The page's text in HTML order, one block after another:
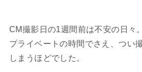
CM撮影日の1週間前は不安の日々。
プライベートの時間でさえ、つい
しまうほどでした。